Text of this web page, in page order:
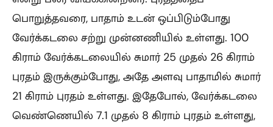
பொறுத்தவரை, பாதாம் உடன் ஒப்பிடும்போது
வேர்க்கடலை சற்று முன்னணியில் உள்ளது. 100
கிராம் வேர்க்கடலையில் சுமார் 25 முதல் 26 கிராம்
புரதம் இருக்கும்போது, அதே அளவு பாதாமில் சுமார்
21 கிராம் புரதம் உள்ளது. இதேபோல், வேர்க்கடலை
வெண்ணெயில் 7.1 முதல் 8 கிராம் புரதம் உள்ளது,